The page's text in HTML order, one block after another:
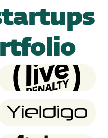
Live Penalty
Yieldigo